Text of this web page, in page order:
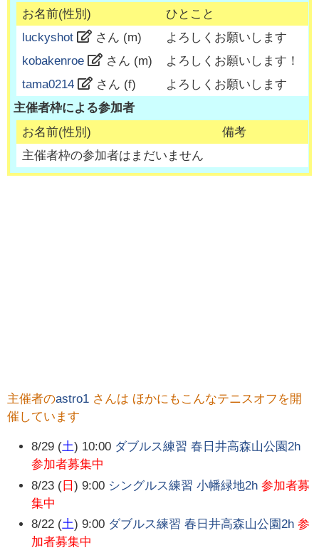
お名前(性別)
ひとこと
luckyshot
さん (m)
よろしくお願いします
kobakenroe
さん (m)
よろしくお願いします！
tama0214
さん (f)
よろしくお願いします
主催者枠による参加者
お名前(性別)
備考
主催者枠の参加者はまだいません
主催者のastro1 さんは ほかにもこんなテニスオフを開
催しています
8/29 (土) 10:00 ダブルス練習 春日井高森山公園2h
参加者募集中
8/23 ( 日) 9:00 シングルス練習 小幡緑地2h 参加者募
集中
8/22 (土) 9:00 ダブルス練習 春日井高森山公園2h 参
加者募集中